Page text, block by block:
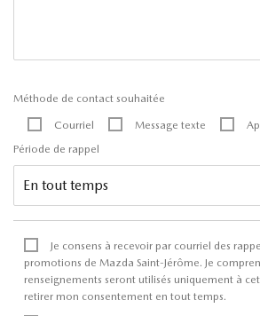
Méthode de contact souhaitée
Courriel Message texte
Période de rappel
Je consens à recevoir par courriel des
promotions de Mazda Saint-Jérôme. Je
renseignements seront utilisés uniquement à
retirer mon consentement en tout temps.